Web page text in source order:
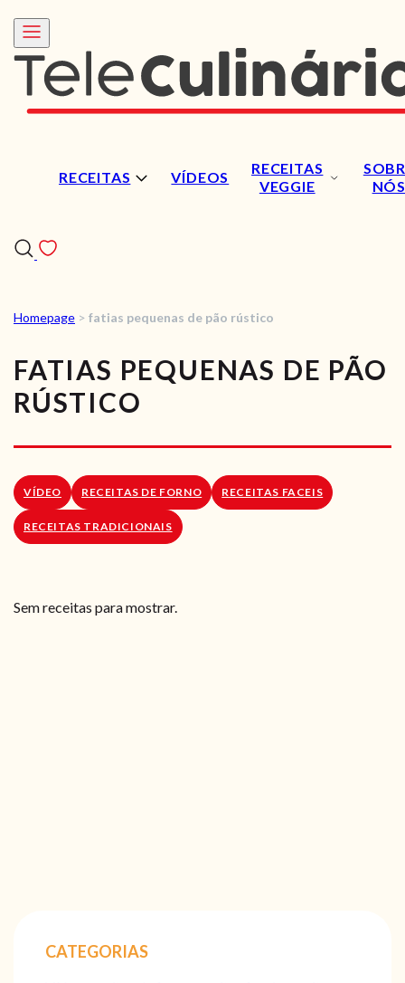
RECEITAS VÍDEOS
RECEITAS
VEGGIE
NÓS
RECEITAS
VÍDEOS
LOJA ONLINE
Homepage > fatias pequenas de pão rústico
FATIAS PEQUENAS DE PÃO
RÚSTICO
VÍDEO RECEITAS DE FORNO RECEITAS FACEIS
RECEITAS TRADICIONAIS
Sem receitas para mostrar.
CATEGORIAS